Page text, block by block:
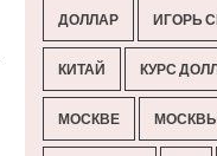
ДОЛЛАР ИГОРЬ
КИТАЙ КУРС
МОСКВЕ